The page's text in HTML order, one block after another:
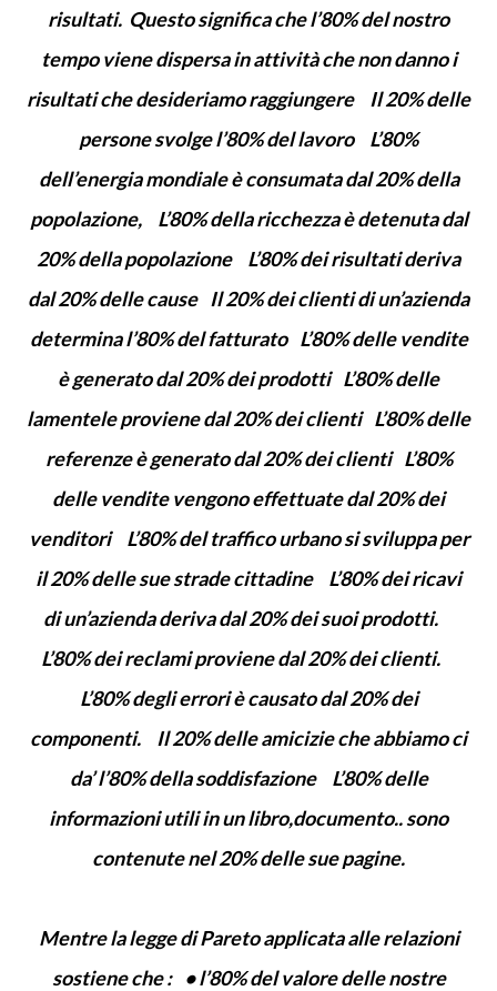
risultati. Questo significa che l’80% del nostro
tempo viene dispersa in attività che non danno i
risultati che desideriamo raggiungere Il 20% delle
persone svolge l’80% del lavoro L’80%
dell’energia mondiale è consumata dal 20% della
popolazione, L’80% della ricchezza è detenuta dal
20% della popolazione L’80% dei risultati deriva
dal 20% delle cause Il 20% dei clienti di un’azienda
determina l’80% del fatturato L’80% delle vendite
è generato dal 20% dei prodotti L’80% delle
lamentele proviene dal 20% dei clienti L’80% delle
referenze è generato dal 20% dei clienti L’80%
delle vendite vengono effettuate dal 20% dei
venditori L’80% del traffico urbano si sviluppa per
il 20% delle sue strade cittadine L’80% dei ricavi
di un’azienda deriva dal 20% dei suoi prodotti.
L’80% dei reclami proviene dal 20% dei clienti.
L’80% degli errori è causato dal 20% dei
componenti. Il 20% delle amicizie che abbiamo ci
da’ l’80% della soddisfazione L’80% delle
informazioni utili in un libro,documento.. sono
contenute nel 20% delle sue pagine.
Mentre la legge di Pareto applicata alle relazioni
sostiene che : • l’80% del valore delle nostre